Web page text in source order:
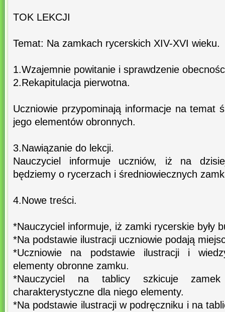
TOK LEKCJI
Temat: Na zamkach rycerskich XIV-XVI wieku.
1.Wzajemnie powitanie i sprawdzenie
2.Rekapitulacja pierwotna.
Uczniowie przypominają informacje na temat
jego elementów obronnych.
3.Nawiązanie do lekcji.
Nauczyciel informuje uczniów, iż na
będziemy o rycerzach i średniowiecznych
4.Nowe treści.
*Nauczyciel informuje, iż zamki rycerskie były
*Na podstawie ilustracji uczniowie podają
*Uczniowie na podstawie ilustracji i
elementy obronne zamku.
*Nauczyciel na tablicy szkicuje
charakterystyczne dla niego elementy.
*Na podstawie ilustracji w podręczniku i na